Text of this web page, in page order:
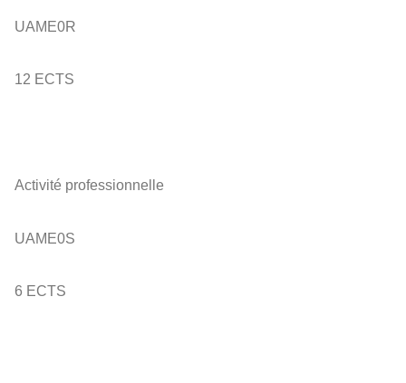
UAME0R
12 ECTS
Activité professionnelle
UAME0S
6 ECTS